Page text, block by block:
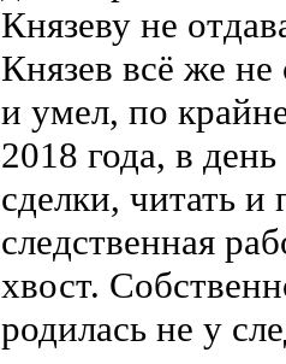
Князеву не
Князев всё же
и умел, по
2018 года, в
сделки, читать и
следственная
хвост.
родилась не у